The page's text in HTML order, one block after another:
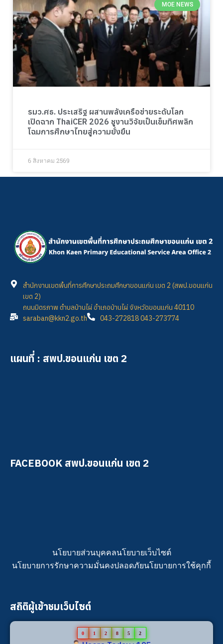
MOE NEWS
รมว.ศธ. ประเสริฐ ผสานพลังเครือข่ายระดับโลก
เปิดฉาก ThaiCER 2026 ชูงานวิจัยเป็นเข็มทิศพลิก
โฉมการศึกษาไทยสู่ความยั่งยืน
6 สิงหาคม 2569
สำนักงานเขตพื้นที่การศึกษาประถมศึกษาขอนแก่น เขต 2 (สพป.ขอนแก่น
เขต 2)
ถนนมิตรภาพ ตำบลบ้านไผ่ อำเภอบ้านไผ่ จังหวัดขอนแก่น 40110
saraban@kkn2.go.th
043-272818 043-273774
แผนที่ : สพป.ขอนแก่น เขต 2
FACEBOOK สพป.ขอนแก่น เขต 2
นโยบายส่วนบุคคลนโยบายเว็บไซต์
นโยบายการรักษาความมั่นคงปลอดภัยนโยบายการใช้คุกกี้
สถิติผู้เข้าชมเว็บไซต์
0 1 2 8 5 2